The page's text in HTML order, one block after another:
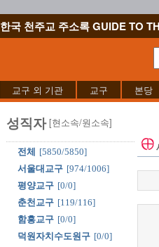
한국 천주교 주소록 GUIDE TO
교구 외 기관 교구 본당
성직자 [현소속/원소속]
전체
[5850/5850]
서울대교구 [974/1006]
평양교구 [0/0]
춘천교구 [119/116]
함흥교구 [0/0]
덕원자치수도원구 [0/0]